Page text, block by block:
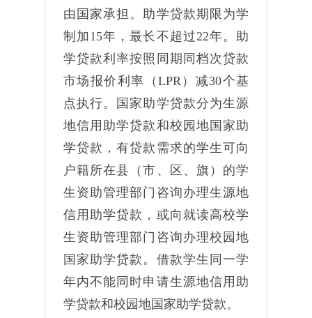
由国家承担。助学贷款期限为学
制加15年，最长不超过22年。助
学贷款利率按照同期同档次贷款
市场报价利率（LPR）减30个基
点执行。国家助学贷款分为生源
地信用助学贷款和校园地国家助
学贷款，有贷款需求的学生可向
户籍所在县（市、区、旗）的学
生资助管理部门咨询办理生源地
信用助学贷款，或向就读高校学
生资助管理部门咨询办理校园地
国家助学贷款。借款学生同一学
年内不能同时申请生源地信用助
学贷款和校园地国家助学贷款。